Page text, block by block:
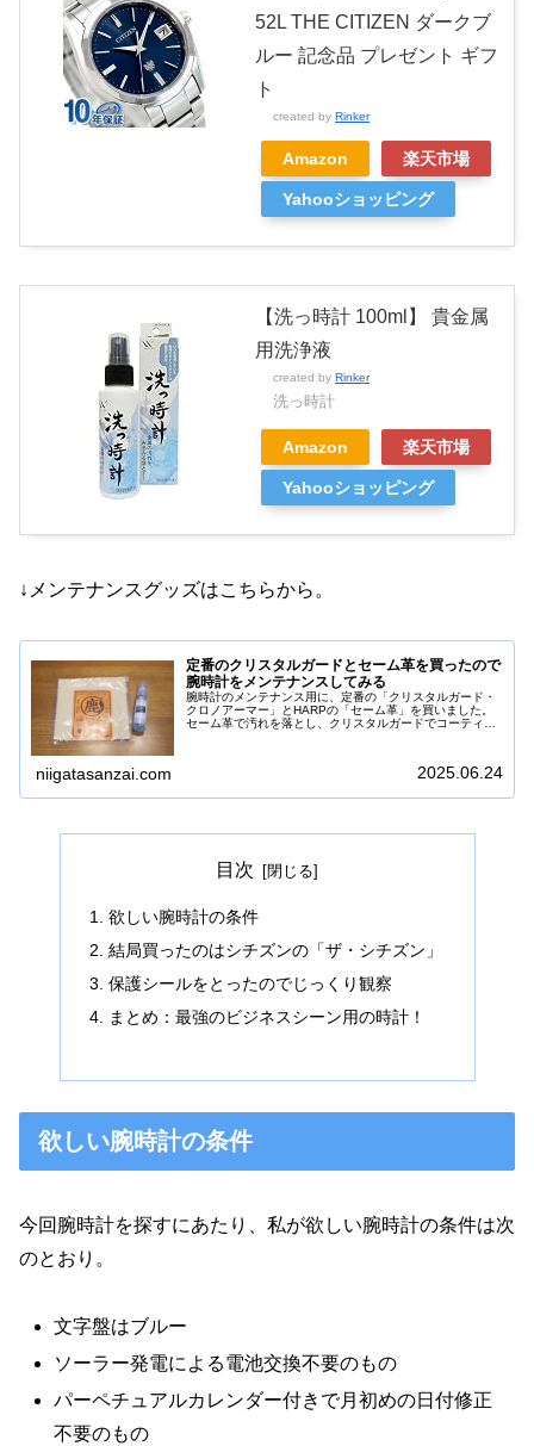
52L THE CITIZEN ダークブ
ルー 記念品 プレゼント ギフ
ト
created by Rinker
Amazon 楽天市場
Yahooショッピング
【洗っ時計 100ml】 貴金属
用洗浄液
created by Rinker
洗っ時計
Amazon 楽天市場
Yahooショッピング
↓メンテナンスグッズはこちらから。
定番のクリスタルガードとセーム革を買ったので
腕時計をメンテナンスしてみる
腕時計のメンテナンス用に、定番の「クリスタルガード・
クロノアーマー」とHARPの「セーム革」を買いました。
セーム革で汚れを落とし、クリスタルガードでコーティン
niigatasanzai.com 2025.06.24
目次
欲しい腕時計の条件
結局買ったのはシチズンの「ザ・シチズン」
保護シールをとったのでじっくり観察
まとめ：最強のビジネスシーン用の時計！
欲しい腕時計の条件
今回腕時計を探すにあたり、私が欲しい腕時計の条件は次
のとおり。
文字盤はブルー
ソーラー発電による電池交換不要のもの
パーペチュアルカレンダー付きで月初めの日付修正
不要のもの